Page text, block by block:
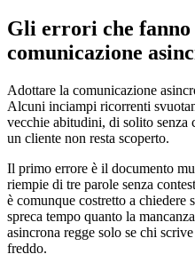
Gli errori che
comunicazione
Adottare la comunicazione
Alcuni inciampi ricorrenti
vecchie abitudini, di solito senza
un cliente non resta scoperto.
Il primo errore è il documento
riempie di tre parole senza
è comunque costretto a chiedere
spreca tempo quanto la
asincrona regge solo se chi
freddo.